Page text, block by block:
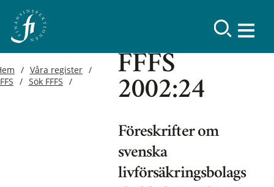
Våra register
Sök FFFS
FFFS
2002:24
Föreskrifter om
svenska
livförsäkringsbolags